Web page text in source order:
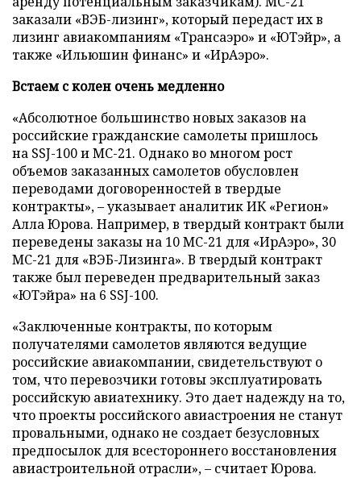
заказали «ВЭБ-лизинг», который передаст их в
лизинг авиакомпаниям «Трансаэро» и «ЮТэйр», а
также «Ильюшин финанс» и «ИрАэро».
Встаем с колен очень медленно
«Абсолютное большинство новых заказов на
российские гражданские самолеты пришлось
на SSJ-100 и МС-21. Однако во многом рост
объемов заказанных самолетов обусловлен
переводами договоренностей в твердые
контракты», – указывает аналитик ИК «Регион»
Алла Юрова. Например, в твердый контракт были
переведены заказы на 10 МС-21 для «ИрАэро», 30
МС-21 для «ВЭБ-Лизинга». В твердый контракт
также был переведен предварительный заказ
«ЮТэйра» на 6 SSJ-100.
«Заключенные контракты, по которым
получателями самолетов являются ведущие
российские авиакомпании, свидетельствуют о
том, что перевозчики готовы эксплуатировать
российскую авиатехнику. Это дает надежду на то,
что проекты российского авиастроения не станут
провальными, однако не создает безусловных
предпосылок для всестороннего восстановления
авиастроительной отрасли», – считает Юрова.